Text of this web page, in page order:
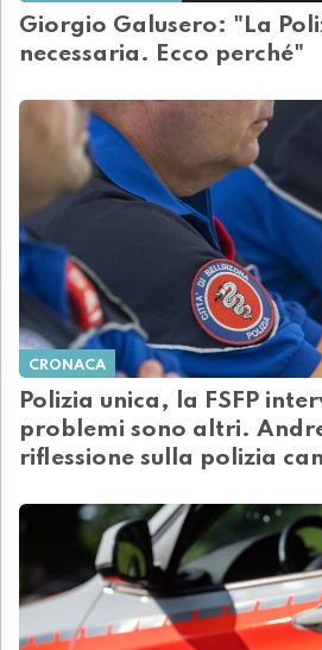
Giorgio Galusero: "La
necessaria. Ecco perché"
CRONACA
Polizia unica, la FSFP
problemi sono altri.
riflessione sulla polizia